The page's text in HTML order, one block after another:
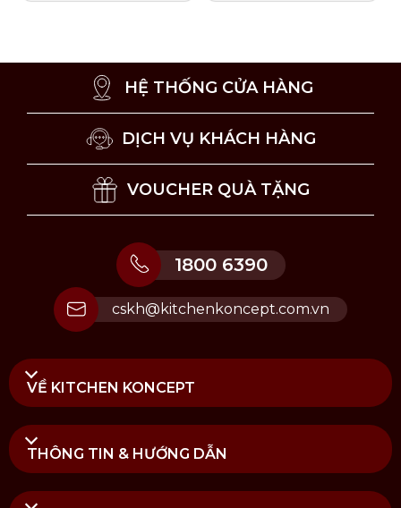
HỆ THỐNG CỬA HÀNG
DỊCH VỤ KHÁCH HÀNG
VOUCHER QUÀ TẶNG
1800 6390
cskh@kitchenkoncept.com.vn
VỀ KITCHEN KONCEPT
THÔNG TIN & HƯỚNG DẪN